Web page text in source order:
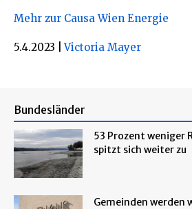
Mehr zur Causa Wien Energie
5.4.2023 Victoria Mayer
Bundesländer
53 Prozent weniger
spitzt sich weiter zu
Gemeinden werden